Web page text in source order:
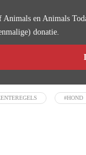
en Animals
donatie.
#HOND